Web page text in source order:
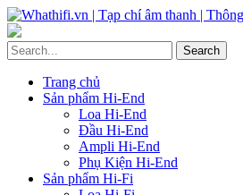
Trang chủ
Sản phẩm Hi-End
Loa Hi-End
Đầu Hi-End
Ampli Hi-End
Phụ Kiện Hi-End
Sản phẩm Hi-Fi